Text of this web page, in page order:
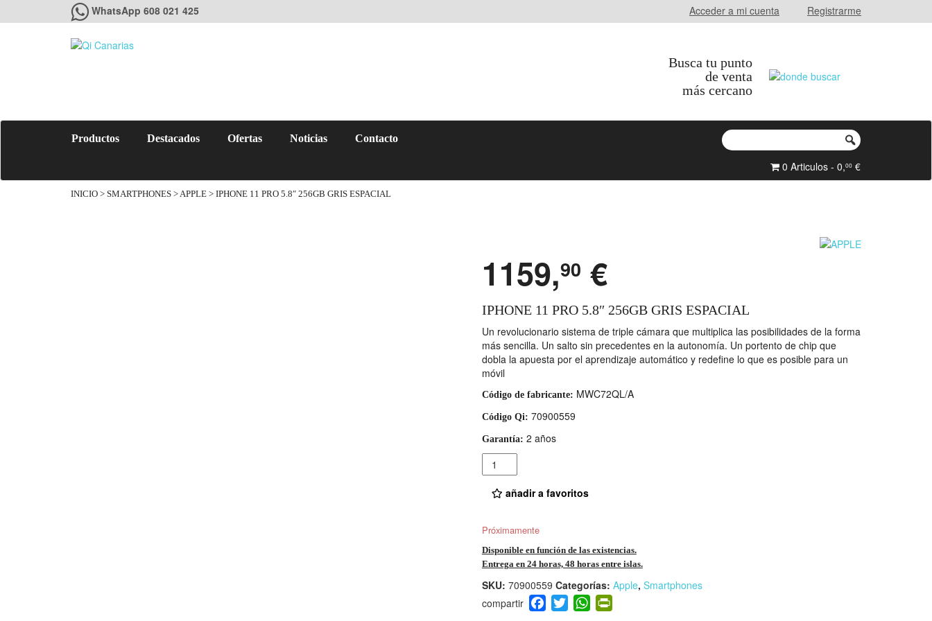
WhatsApp 608 021 425 Acceder a mi cuenta Registrarme
Busca tu punto
de venta
más cercano
Productos Destacados Ofertas Noticias Contacto
0 Articulos - 0,00 €
INICIO > SMARTPHONES >APPLE > IPHONE 11 PRO 5.8″ 256GB GRIS ESPACIAL
1159,90 €
IPHONE 11 PRO 5.8″ 256GB GRIS ESPACIAL
Un revolucionario sistema de triple cámara que multiplica las posibilidades de la forma
más sencilla. Un salto sin precedentes en la autonomía. Un portento de chip que
dobla la apuesta por el aprendizaje automático y redefine lo que es posible para un
móvil
Código de fabricante: MWC72QL/A
Código Qi: 70900559
Garantía: 2 años
Cantidad
añadir a favoritos
Próximamente
Disponible en función de las existencias.
Entrega en 24 horas, 48 horas entre islas.
SKU: 70900559 Categorías: Apple, Smartphones
F T W Pr